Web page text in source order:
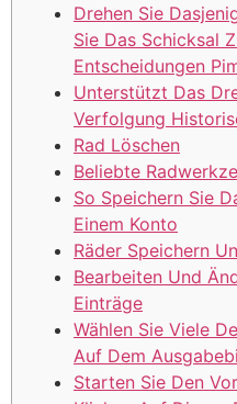
Drehen Sie
Sie Das Schicksal
Entscheidungen
Unterstützt Das
Verfolgung
Rad Löschen
Beliebte
So Speichern Sie
Einem Konto
Räder Speichern
Bearbeiten Und
Einträge
Wählen Sie Viele
Auf Dem
Starten Sie Den